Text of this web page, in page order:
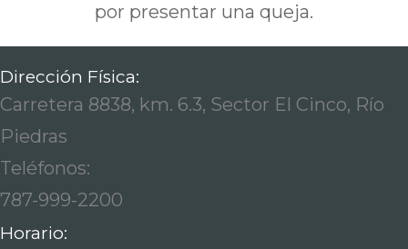
por presentar una queja.
Dirección Física:
Carretera 8838, km. 6.3, Sector El Cinco, Río
Piedras
Teléfonos:
787-999-2200
Horario: